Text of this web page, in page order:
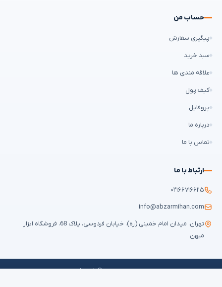
حساب من
پیگیری سفارش
سبد خرید
علاقه مندی ها
کیف پول
پروفایل
درباره ما
تماس با ما
ارتباط با ما
۰۲۱۶۶۷۱۶۶۲۵
info@abzarmihan.com
تهران، میدان امام خمینی (ره)، خیابان فردوسی، پلاک 68، فروشگاه ابزار
میهن
تمامی حقوق برایابزار میهنمحفوظ است © ۲۰۲۶ | طراحی سایت و سئو:
ایران